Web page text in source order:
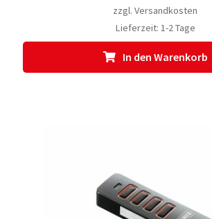
zzgl. Versandkosten
Lieferzeit: 1-2 Tage
In den Warenkorb